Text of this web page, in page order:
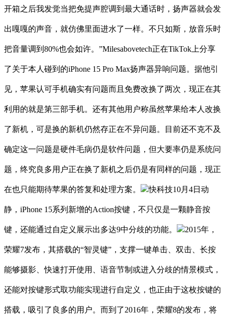
开箱之后我发觉当把免提声腔调到最大通话时，扬声器就会发
出嘎嘎的声音，就仿佛里面进水了一样。不只如斯，放音乐时
把音量调到80%也会如许。”Milesabovetech正在TikTok上分享
了关于本人碰到的iPhone 15 Pro Max扬声器异响问题。据他引
见，苹果认可手机确实有问题而且免费改换了两次，现正在其
利用的就是第三部手机。还有其他用户称虽然苹果给本人改换
了新机，可是换的新机仍然存正在不异问题。目前还不克不及
确定这一问题是硬件毛病仍是软件问题，但大要率仍是系统问
题，终究良多用户正在换了新机之后仍是有同样的问题，现正
在也只能期待苹果的答复和处理方案。 快科技10月4日动
静，iPhone 15系列新增的Action按键，不只仅是一颗静音按
键，还能通过自定义展示出多达9中分歧的功能。 2015年，
荣耀7发布，其搭载的“智灵键”，支撑一键单击、双击、长按
能够摄影、快速打开使用、语音节制或进入分歧的情景模式，
还能对按键形式取功能实现进行自定义，也正由于这枚按键的
搭载，吸引了良多的用户。而到了2016年，荣耀8的发布，将